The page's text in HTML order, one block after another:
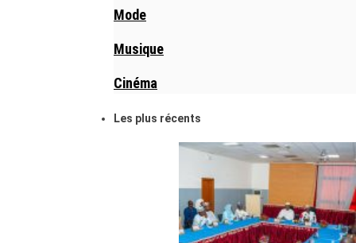
Mode
Musique
Cinéma
Les plus récents